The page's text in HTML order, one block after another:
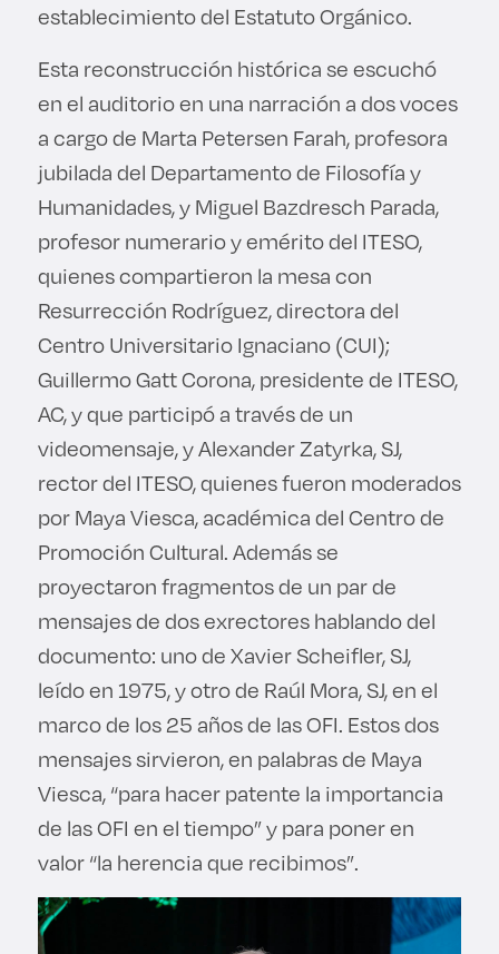
establecimiento del Estatuto Orgánico.
Esta reconstrucción histórica se escuchó
en el auditorio en una narración a dos voces
a cargo de Marta Petersen Farah, profesora
jubilada del Departamento de Filosofía y
Humanidades, y Miguel Bazdresch Parada,
profesor numerario y emérito del ITESO,
quienes compartieron la mesa con
Resurrección Rodríguez, directora del
Centro Universitario Ignaciano (CUI);
Guillermo Gatt Corona, presidente de ITESO,
AC, y que participó a través de un
videomensaje, y Alexander Zatyrka, SJ,
rector del ITESO, quienes fueron moderados
por Maya Viesca, académica del Centro de
Promoción Cultural. Además se
proyectaron fragmentos de un par de
mensajes de dos exrectores hablando del
documento: uno de Xavier Scheifler, SJ,
leído en 1975, y otro de Raúl Mora, SJ, en el
marco de los 25 años de las OFI. Estos dos
mensajes sirvieron, en palabras de Maya
Viesca, “para hacer patente la importancia
de las OFI en el tiempo” y para poner en
valor “la herencia que recibimos”.